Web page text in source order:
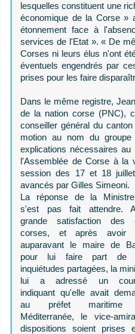
lesquelles constituent une
économique de la Corse »
étonnement face à
services de l'Etat ». « De
Corses ni leurs élus n'ont
éventuels engendrés par
prises pour les faire
Dans le même registre,
de la nation corse (PNC),
conseiller général du
motion au nom du
explications nécessaires
l'Assemblée de Corse à la
session des 17 et 18
avancés par Gilles Simeoni.
La réponse de la
s'est pas fait attendre.
grande satisfaction des
corses, et après avoir
auparavant le maire de
pour lui faire part de
inquiétudes partagées, la
lui a adressé un
indiquant qu'elle avait
au préfet maritime
Méditerranée, le vice-
dispositions soient prises